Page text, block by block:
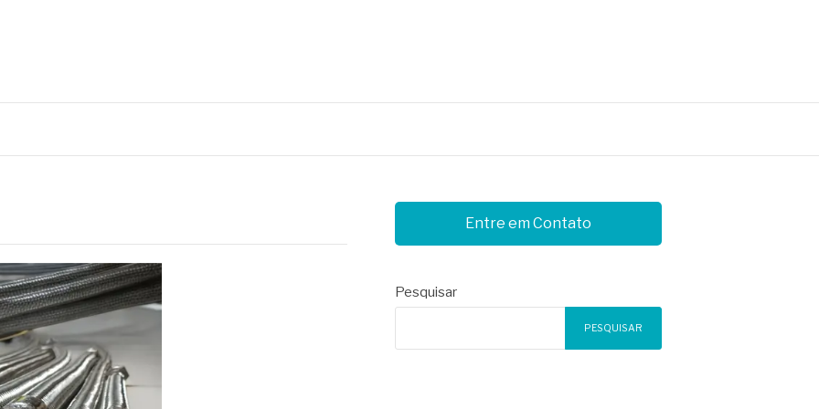
Entre em Contato
Pesquisar
PESQUISAR